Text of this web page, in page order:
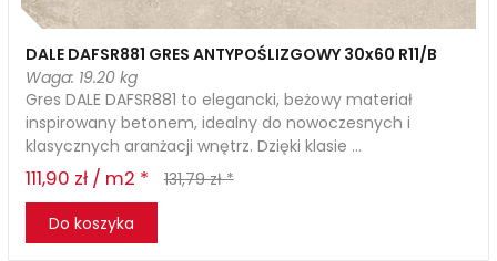
DALE DAFSR881 GRES ANTYPOŚLIZGOWY 30x60 R11/B
Waga: 19.20 kg
Gres DALE DAFSR881 to elegancki, beżowy materiał
inspirowany betonem, idealny do nowoczesnych i
klasycznych aranżacji wnętrz. Dzięki klasie ...
111,90 zł / m2 *
131,79 zł *
Do koszyka